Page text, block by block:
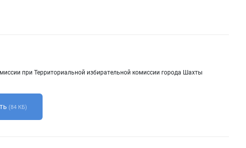
при Территориальной избирательной комиссии города Шахты
(84 КБ)